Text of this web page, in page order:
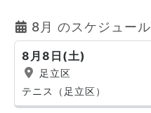
8月 のスケジュール
8月8日(土)
足立区
テニス（足立区）